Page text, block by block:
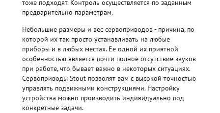
тоже подходят. Контроль осуществляется по заданным
предварительно параметрам.
Небольшие размеры и вес сервоприводов - причина, по
которой их так просто устанавливать на любые
приборы и в любых местах. Ее одной их приятной
особенностью является почти полное отсутствие звуков
при работе, что бывает важно в некоторых ситуациях.
Сервоприводы Stout позволят вам с высокой точностью
управлять подвижными конструкциями. Настройку
устройства можно производить индивидуально под
конкретные задачи.